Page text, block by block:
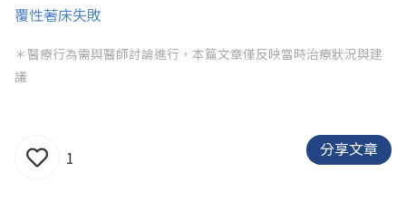
覆性著床失敗
＊醫療行為需與醫師討論進行，本篇文章僅反映當時治療狀況與建
議
1 分享文章